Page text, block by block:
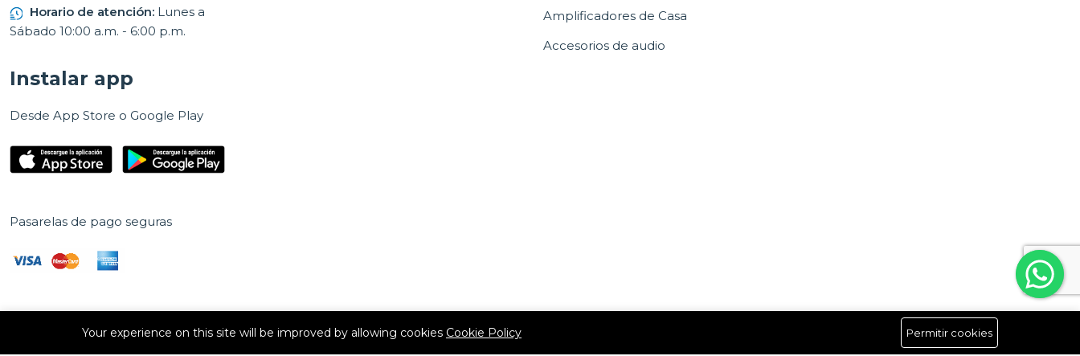
Horario de atención: Lunes a
Sábado 10:00 a.m. - 6:00 p.m.
Amplificadores de Casa
Accesorios de audio
Instalar app
Desde App Store o Google Play
Pasarelas de pago seguras
Síguenos
Your experience on this site will be improved by allowing cookies Cookie Policy Permitir cookies